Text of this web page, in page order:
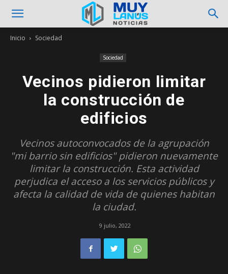
Inicio Sociedad
Sociedad
Vecinos pidieron limitar
la construcción de
edificios
Vecinos autoconvocados de la agrupación
"mi barrio sin edificios" pidieron nuevamente
limitar la construcción. Esta actividad
perjudica el acceso a los servicios públicos y
afecta la calidad de vida de quienes habitan
la ciudad.
9 julio, 2022